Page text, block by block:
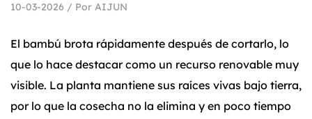
10-03-2026 / Por AIJUN
El bambú brota rápidamente después de cortarlo, lo
que lo hace destacar como un recurso renovable muy
visible. La planta mantiene sus raíces vivas bajo tierra,
por lo que la cosecha no la elimina y en poco tiempo